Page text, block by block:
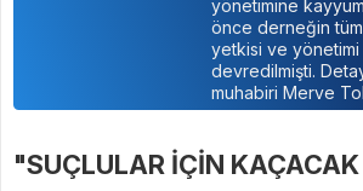
yönetimine kayyum
önce derneğin tüm
yetkisi ve
devredilmişti.
muhabiri Merve
"SUÇLULAR İÇİN